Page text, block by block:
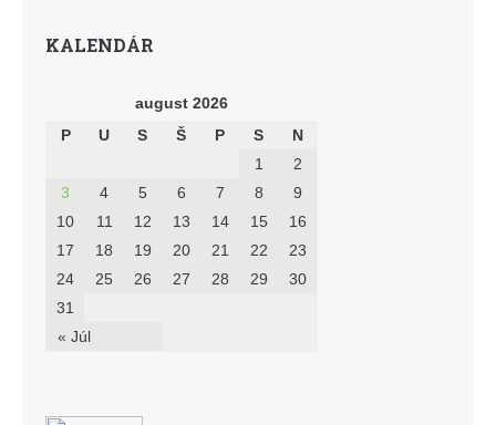
KALENDÁR
august 2026
P
U S Š P S N
« Júl
1
2
3
4 5 6 7 8
9
10
11 12 13 14 15
16
17
18 19 20 21 22
23
24
25 26 27 28 29
30
31